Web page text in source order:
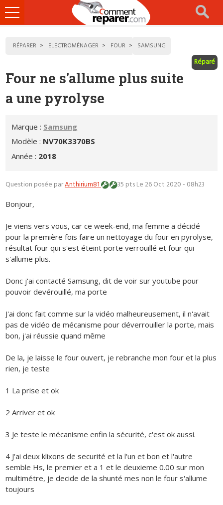
Ouvrir
le
RÉPARER ELECTROMÉNAGER FOUR SAMSUNG
Réparé
Four ne s'allume plus suite
a une pyrolyse
Marque : Samsung
Modèle : NV70K3370BS
Année : 2018
Question posée parAnthirium81 35 ptsLe 26 Oct 2020 - 08h23
Bonjour,
Je viens vers vous, car ce week-end, ma femme a décidé
pour la première fois faire un nettoyage du four en pyrolyse,
résultat four qui s'est éteint porte verrouillé et four qui
s'allume plus.
Donc j'ai contacté Samsung, dit de voir sur youtube pour
pouvoir devérouillé, ma porte
J'ai donc fait comme sur la vidéo malheureusement, il n'avait
pas de vidéo de mécanisme pour déverrouiller la porte, mais
bon, j'ai réussie quand même
De la, je laisse le four ouvert, je rebranche mon four et la plus
rien, je teste
1 La prise et ok
2 Arriver et ok
3 Je teste le mécanisme enfin la sécurité, c'est ok aussi.
4 J'ai deux klixons de securité et la l'un et bon et l'autre
semble Hs, le premier et a 1 et le deuxieme 0.00 sur mon
multimétre, je decide de la shunté mes non le four s'allume
toujours